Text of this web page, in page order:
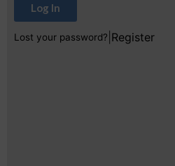
Log In
Lost your password? Register